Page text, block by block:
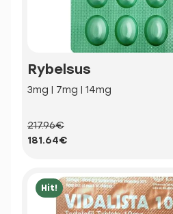
Rybelsus
3mg | 7mg | 14mg
217.96€
181.64€
Hit!